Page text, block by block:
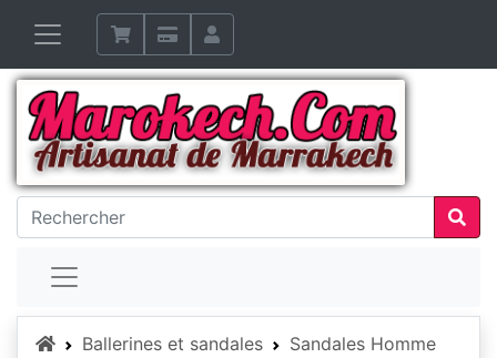
AccueilBallerines et sandales
Sandales Homme